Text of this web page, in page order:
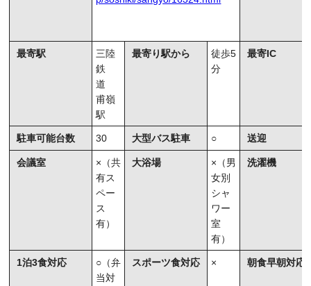
最寄駅
三陸
鉄
道
甫嶺
駅
最寄り駅から
徒歩5
分
最寄IC
駐車可能台数 30 大型バス駐車 ○ 送迎
会議室
×（共
有ス
ペー
ス
有）
大浴場
×（男
女別
シャ
ワー
室
有）
洗濯機
1泊3食対応
○（弁
当対
スポーツ食対応 × 朝食早朝対応